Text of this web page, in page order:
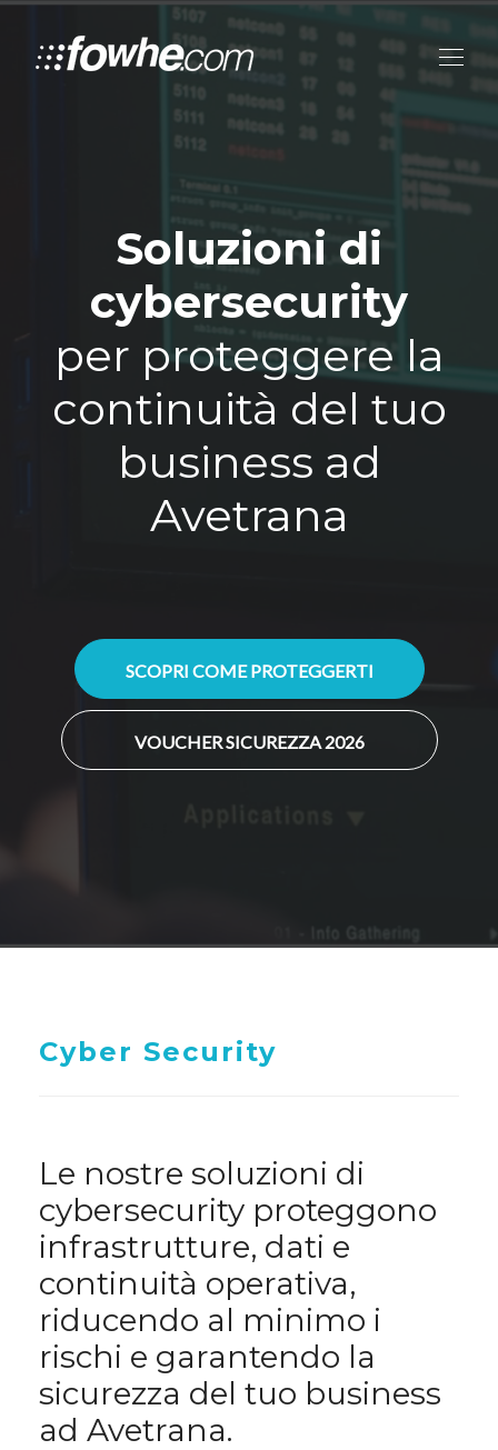
Soluzioni di
cybersecurity
per proteggere la
continuità del tuo
business ad
Avetrana
SCOPRI COME PROTEGGERTI
VOUCHER SICUREZZA 2026
Cyber Security
Le nostre soluzioni di
cybersecurity proteggono
infrastrutture, dati e
continuità operativa,
riducendo al minimo i
rischi e garantendo la
sicurezza del tuo business
ad Avetrana.